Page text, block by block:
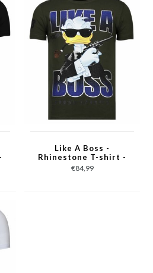
Like A Boss -
Rhinestone T-shirt -
Khaki
€84,99